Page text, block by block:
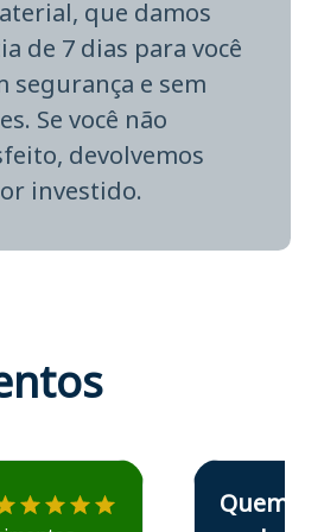
que damos
de 7 dias para você
segurança e sem
Se você não
devolvemos
investido.
o Aprova Concursos emEstudante Elais
Quem